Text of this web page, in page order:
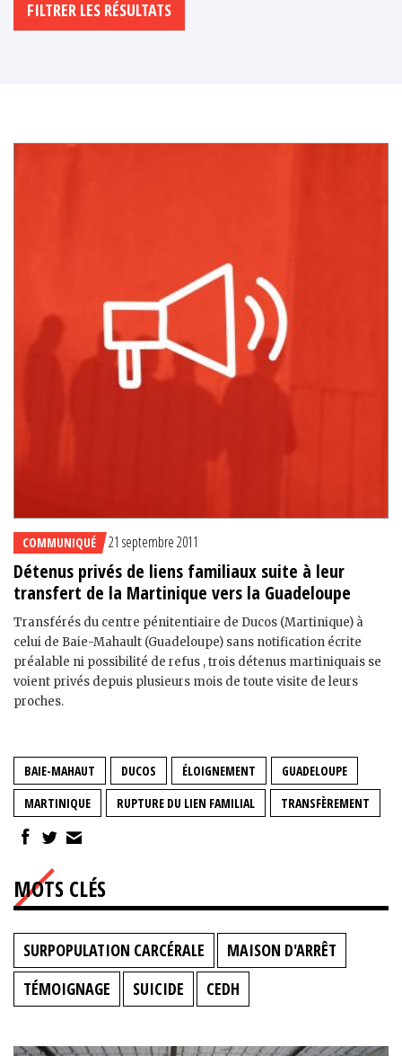
COMMUNIQUÉ 21 septembre 2011
Détenus privés de liens familiaux suite à leur
transfert de la Martinique vers la Guadeloupe
Transférés du centre pénitentiaire de Ducos (Martinique) à
celui de Baie-Mahault (Guadeloupe) sans notification écrite
préalable ni possibilité de refus , trois détenus martiniquais se
voient privés depuis plusieurs mois de toute visite de leurs
proches.
BAIE-MAHAUT DUCOS ÉLOIGNEMENT
GUADELOUPE
MARTINIQUE
RUPTURE DU LIEN FAMILIAL TRANSFÈREMENT
MOTS CLÉS
SURPOPULATION CARCÉRALE
MAISON D'ARRÊT
TÉMOIGNAGE
SUICIDE CEDH